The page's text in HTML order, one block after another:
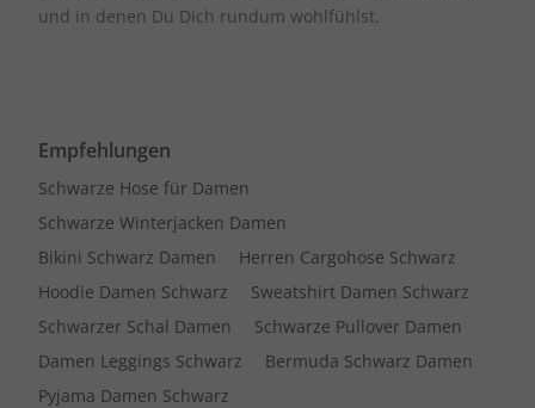
und in denen Du Dich rundum wohlfühlst.
Empfehlungen
Schwarze Hose für Damen
Schwarze Winterjacken Damen
Bikini Schwarz Damen
Herren Cargohose Schwarz
Hoodie Damen Schwarz
Sweatshirt Damen Schwarz
Schwarzer Schal Damen
Schwarze Pullover Damen
Damen Leggings Schwarz
Bermuda Schwarz Damen
Pyjama Damen Schwarz